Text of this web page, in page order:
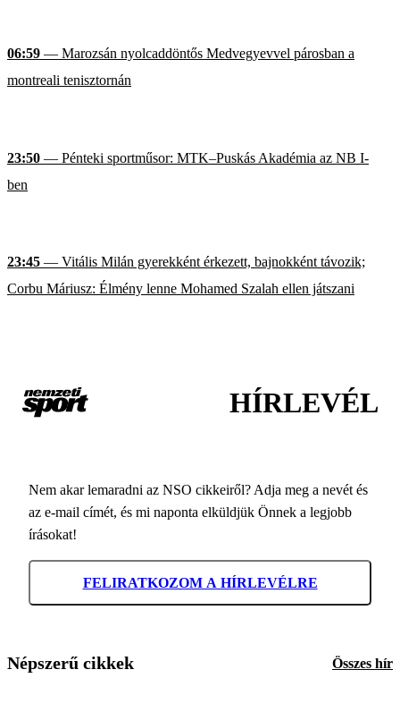
06:59 — Marozsán nyolcaddöntős Medvegyevvel párosban a
montreali tenisztornán
23:50 — Pénteki sportműsor: MTK–Puskás Akadémia az NB I-
ben
23:45 — Vitális Milán gyerekként érkezett, bajnokként távozik;
Corbu Máriusz: Élmény lenne Mohamed Szalah ellen játszani
HÍRLEVÉL
Nem akar lemaradni az NSO cikkeiről? Adja meg a nevét és
az e-mail címét, és mi naponta elküldjük Önnek a legjobb
írásokat!
FELIRATKOZOM A HÍRLEVÉLRE
Népszerű cikkek Összes hír